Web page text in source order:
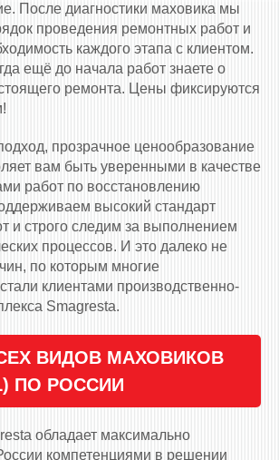
После диагностики маховика мы
проведения ремонтных работ и
каждого этапа с клиентом.
ещё до начала работ знаете о
ремонта. Цены фиксируются
прозрачное ценообразование
вам быть уверенными в качестве
работ по восстановлению
высокий стандарт
и строго следим за выполнением
процессов. И это далеко не
по которым многие
клиентами производственно-
Smagresta.
ВИДОВ МАХОВИКОВ
ПО РОССИИ
обладает максимально
компетенциями в решении